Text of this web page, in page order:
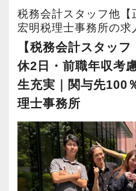
輩がたくさんいます。
だからこそ未経験者の
わからないことや悩み
話を聞いてくれる先輩
安心してください。
業界特有の“かたさ”が
■未経験から税理士事
方へ
https://
matusmoto2024
ら業務を行っています。
そのなかで定期的な席
実施。得意分野や経験
に仕事を行うことで、
ハウや知識を身に付け
す。
また関西・関東とそれ
り、オンライン・オフ
し合える社風です。
会計業界はいずれコン
変わられる職業と言わ
その中で生き残るため
ーターやAIにはできな
ーション力を磨くこと。
当社では、全員がお客
最新の税務・会計サー
現時点で深い知識や経
心してください！
【新宿の事務所はこん
20代のスタッフが多数
のなかでも一番明るく
新宿三丁目駅直結で交
すい立地にあります。
飲食業や接客業のお客
介から新しいお客様も
実務重視の研修を幅広
ピーディーに経験値を
大の魅力です。
し、2025年には大阪オ
事業拡大を続けていま
安定性抜群の環境で自
社員の持つ「やる・や
大事にしているため、
す！
会計事務所経験者の方
ていただき、早い段階
税務会計スタッフ他【
宏明税理士事務所の求
【税務会計スタッ
休2日・前職年収考
生充実｜関与先100
理士事務所